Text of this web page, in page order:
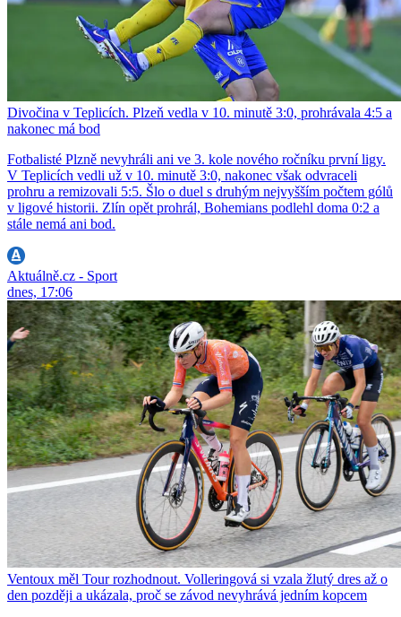
Divočina v Teplicích. Plzeň vedla v 10. minutě 3:0, prohrávala 4:5 a
nakonec má bod
Fotbalisté Plzně nevyhráli ani ve 3. kole nového ročníku první ligy.
V Teplicích vedli už v 10. minutě 3:0, nakonec však odvraceli
prohru a remizovali 5:5. Šlo o duel s druhým nejvyšším počtem gólů
v ligové historii. Zlín opět prohrál, Bohemians podlehl doma 0:2 a
stále nemá ani bod.
Aktuálně.cz - Sport
dnes, 17:06
Ventoux měl Tour rozhodnout. Volleringová si vzala žlutý dres až o
den později a ukázala, proč se závod nevyhrává jedním kopcem